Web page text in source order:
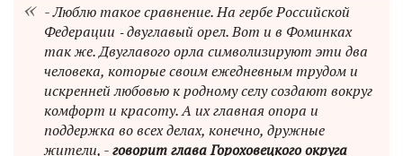
- Люблю такое сравнение. На гербе Российской
Федерации ‑ двуглавый орел. Вот и в Фоминках
так же. Двуглавого орла символизируют эти два
человека, которые своим ежедневным трудом и
искренней любовью к родному селу создают вокруг
комфорт и красоту. А их главная опора и
поддержка во всех делах, конечно, дружные
жители, -говорит глава Гороховецкого округа